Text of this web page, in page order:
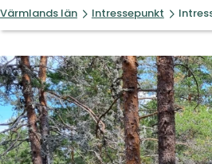
Värmlands län Intressepunkt